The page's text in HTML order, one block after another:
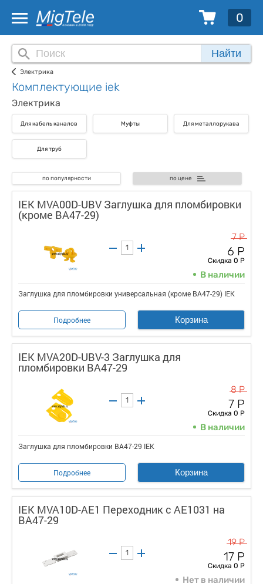
0
Найти
Электрика
Комплектующие iek
Электрика
Для кабель каналов Муфты Для металлорукава
Для труб
по популярности по цене
IEK MVA00D-UBV Заглушка для пломбировки
(кроме ВА47-29)
7 Р
6 Р
Скидка 0 Р
В наличии
Заглушка для пломбировки универсальная (кроме ВА47-29) IEK
Подробнее Корзина
IEK MVA20D-UBV-3 Заглушка для
пломбировки ВА47-29
8 Р
7 Р
Скидка 0 Р
В наличии
Заглушка для пломбировки ВА47-29 IEK
Подробнее Корзина
IEK MVA10D-AE1 Переходник с АЕ1031 на
ВА47-29
19 Р
17 Р
Скидка 0 Р
Нет в наличии